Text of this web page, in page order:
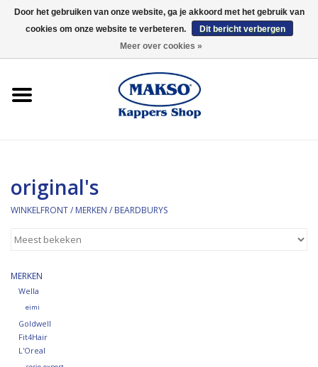
0 Artikelen - €0,00
Kaaral
Merken
original's
WINKELFRONT/ MERKEN / BEARDBURYS
MERKEN
Wella
eimi
Goldwell
Fit4Hair
L'Oreal
Door het gebruiken van onze website, ga je akkoord met het gebruik van
cookies om onze website te verbeteren.
Dit bericht verbergen
Meer over cookies »